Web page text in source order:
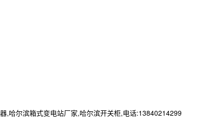
,哈尔滨箱式变电站厂家,哈尔滨开关柜,电话:13840214299